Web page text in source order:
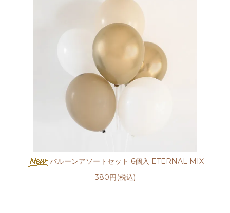
バルーンアソートセット 6個入 ETERNAL MIX
380円(税込)